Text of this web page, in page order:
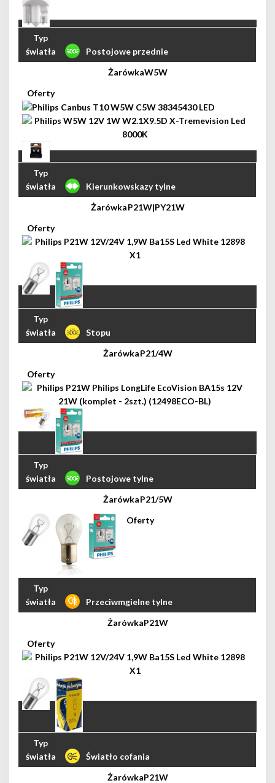
Postojowe przednie
W5W
Kierunkowskazy tylne
P21W|PY21W
Stopu
P21/4W
Postojowe tylne
P21/5W
Przeciwmgielne tylne
P21W
Światło cofania
P21W